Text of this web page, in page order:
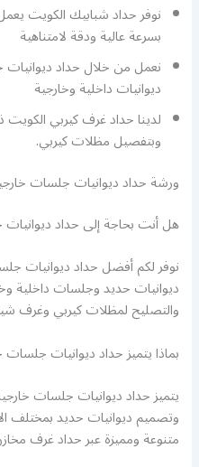
نوفر حداد شبابيك الكويت
بسرعة عالية ودقة لامتناهية
نعمل من خلال حداد
ديوانيات داخلية وخارجية
لدينا حداد غرف كيربي الكويت
وبتفصيل مظلات كيربي.
ورشة حداد ديوانيات جلسات
هل أنت بحاجة إلى حداد
نوفر لكم أفضل حداد ديوانيات
ديوانيات حديد وجلسات داخلية
والتصليح لمظلات كيربي وغرف
بماذا يتميز حداد ديوانيات جلسات
يتميز حداد ديوانيات جلسات
وتصميم ديوانيات حديد بمختلف
متنوعة ومميزة عبر حداد غرف